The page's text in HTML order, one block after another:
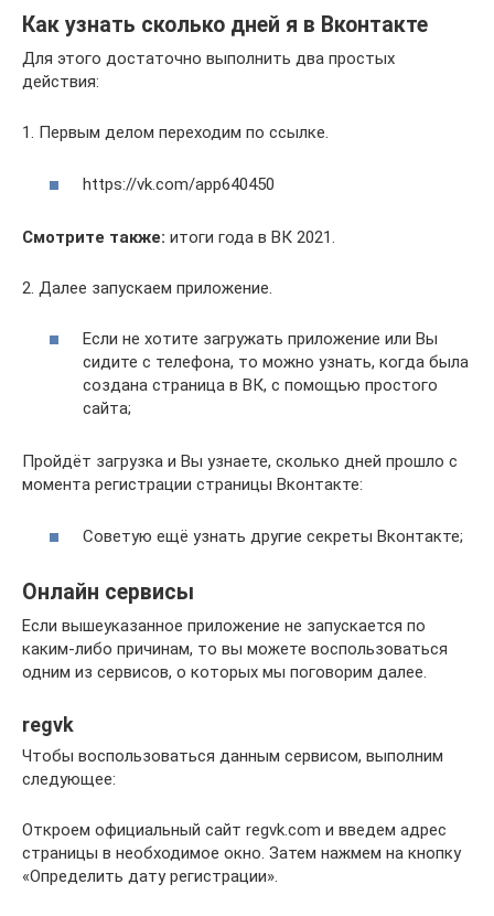
Как узнать сколько дней я в Вконтакте
Для этого достаточно выполнить два простых
действия:
1. Первым делом переходим по ссылке.
https://vk.com/app640450
Смотрите также: итоги года в ВК 2021.
2. Далее запускаем приложение.
Если не хотите загружать приложение или Вы
сидите с телефона, то можно узнать, когда была
создана страница в ВК, с помощью простого
сайта;
Пройдёт загрузка и Вы узнаете, сколько дней прошло с
момента регистрации страницы Вконтакте:
Советую ещё узнать другие секреты Вконтакте;
Онлайн сервисы
Если вышеуказанное приложение не запускается по
каким-либо причинам, то вы можете воспользоваться
одним из сервисов, о которых мы поговорим далее.
regvk
Чтобы воспользоваться данным сервисом, выполним
следующее:
Откроем официальный сайт regvk.com и введем адрес
страницы в необходимое окно. Затем нажмем на кнопку
«Определить дату регистрации».